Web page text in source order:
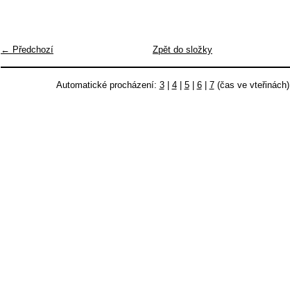
← Předchozí Zpět do složky
Automatické procházení: 3| 4| 5| 6| 7(čas ve vteřinách)